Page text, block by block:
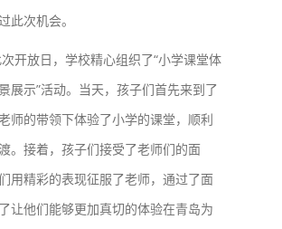
此次机会。
放日，学校精心组织了“小学课堂体
展示”活动。当天，孩子们首先来到了
师的带领下体验了小学的课堂，顺利
。接着，孩子们接受了老师们的面
用精彩的表现征服了老师，通过了面
让他们能够更加真切的体验在青岛为